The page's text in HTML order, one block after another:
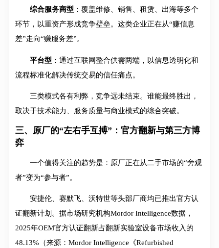
综合服务商型 ：覆盖维修、销售、租赁、出海等多个
环节，以重资产形成竞争壁垒。这类企业正在从“赚信息
差”走向“赚服务差”。
平台型 ：通过互联网整合供需两端，以信息透明化和
流程标准化解决传统交易的信任痛点。
三类模式各有利弊，竞争远未结束。谁能最终胜出，
取决于技术能力、服务质量与商业模式的综合突破。
三、原厂的“左右手互搏”：官方翻新与第三方博
弈
一个值得关注的趋势是：原厂正在从二手市场的“旁观
者”变为“参与者”。
安捷伦、赛默飞、沃特世等头部厂商均已推出官方认
证翻新计划。据市场研究机构Mordor Intelligence数据，
2025年OEM官方认证翻新占翻新实验室设备市场收入的
48.13%（来源：Mordor Intelligence《Refurbished